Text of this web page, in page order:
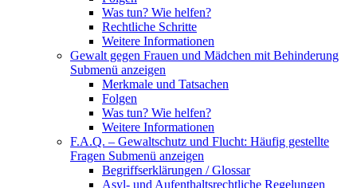
Was tun? Wie helfen?
Rechtliche Schritte
Weitere Informationen
Gewalt gegen Frauen und Mädchen mit Behinderung
Submenü anzeigen
Merkmale und Tatsachen
Folgen
Was tun? Wie helfen?
Weitere Informationen
F.A.Q. – Gewaltschutz und Flucht: Häufig gestellte
Fragen Submenü anzeigen
Begriffserklärungen / Glossar
Asyl- und Aufenthaltsrechtliche Regelungen